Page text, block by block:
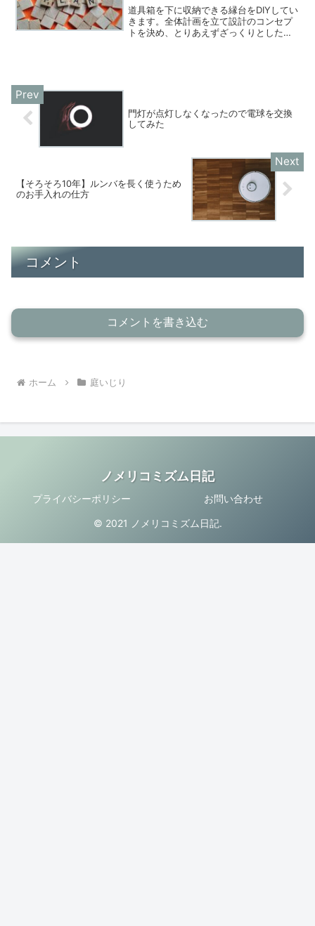
道具箱を下に収納できる縁台をDIYしてい
きます。全体計画を立て設計のコンセプ
トを決め、とりあえずざっくりとした設
門灯が点灯しなくなったので電球を交換
してみた
【そろそろ10年】ルンバを長く使うため
のお手入れの仕方
コメント
コメントを書き込む
ホーム 庭いじり
ノメリコミズム日記
プライバシーポリシー お問い合わせ
© 2021 ノメリコミズム日記.